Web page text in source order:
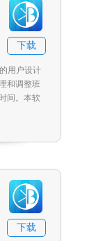
下载
用户设计
和调整班
间。本软
下载